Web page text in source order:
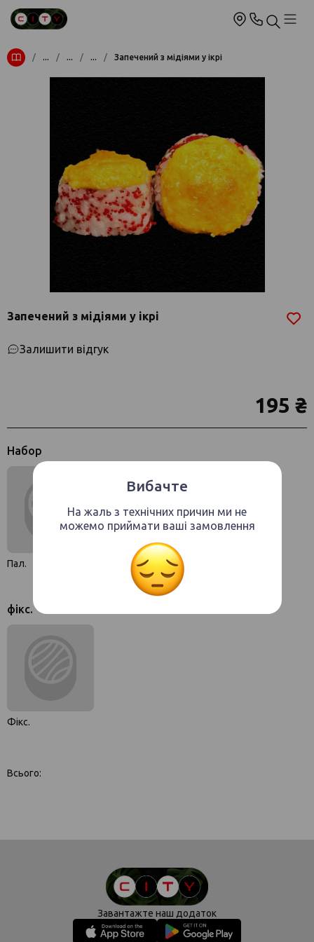
Вибачте
На жаль з технічних причин ми не
можемо приймати ваші замовлення
/ ... / ... / ... / Запечений з мідіями у ікрі
Запечений з мідіями у ікрі
Залишити відгук
195 ₴
Набор
Пал.
фікс.
Фікс.
Всього:
Завантажте наш додаток